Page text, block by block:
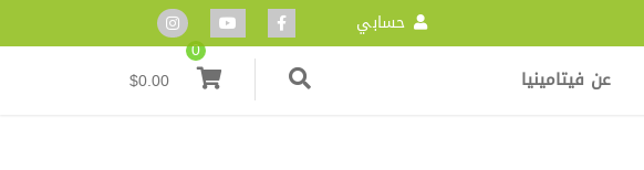
حسابي
عن فيتامينيا
0
$0.00